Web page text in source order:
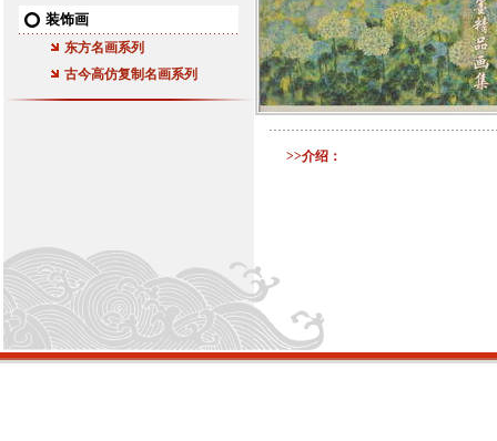
装饰画
东方名画系列
古今高仿复制名画系列
>>介绍：